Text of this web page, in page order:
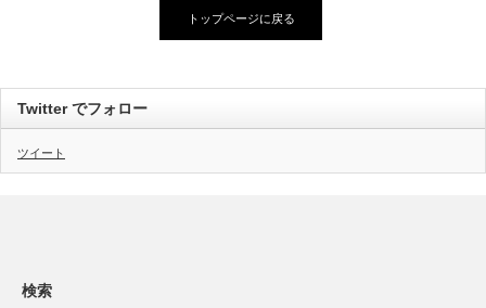
トップページに戻る
Twitter でフォロー
ツイート
検索